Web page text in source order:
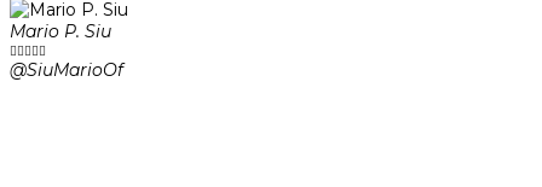
Mario P. Siu

@SiuMarioOf